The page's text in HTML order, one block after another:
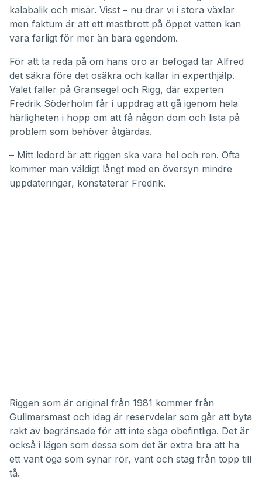
kalabalik och misär. Visst – nu drar vi i stora växlar
men faktum är att ett mastbrott på öppet vatten kan
vara farligt för mer än bara egendom.
För att ta reda på om hans oro är befogad tar Alfred
det säkra före det osäkra och kallar in experthjälp.
Valet faller på Gransegel och Rigg, där experten
Fredrik Söderholm får i uppdrag att gå igenom hela
härligheten i hopp om att få någon dom och lista på
problem som behöver åtgärdas.
– Mitt ledord är att riggen ska vara hel och ren. Ofta
kommer man väldigt långt med en översyn mindre
uppdateringar, konstaterar Fredrik.
Riggen som är original från 1981 kommer från
Gullmarsmast och idag är reservdelar som går att byta
rakt av begränsade för att inte säga obefintliga. Det är
också i lägen som dessa som det är extra bra att ha
ett vant öga som synar rör, vant och stag från topp till
tå.